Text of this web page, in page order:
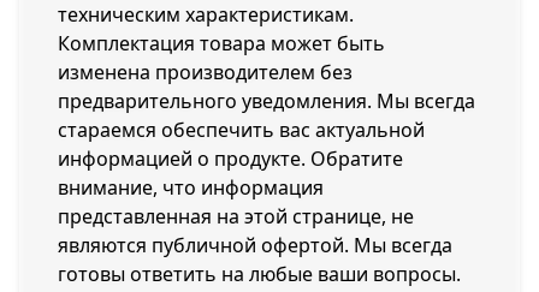
техническим характеристикам.
Комплектация товара может быть
изменена производителем без
предварительного уведомления. Мы всегда
стараемся обеспечить вас актуальной
информацией о продукте. Обратите
внимание, что информация
представленная на этой странице, не
являются публичной офертой. Мы всегда
готовы ответить на любые ваши вопросы.